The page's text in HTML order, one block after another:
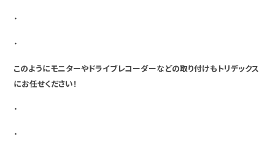
・
・
このようにモニターやドライブレコーダーなどの取り付けもトリデックス
にお任せください！
・
・